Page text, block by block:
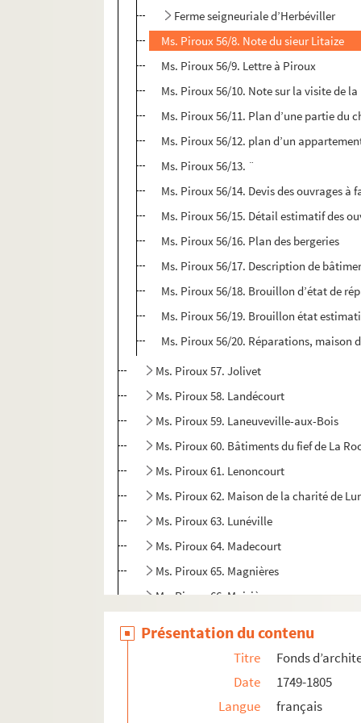
Ferme seigneuriale d’Herbéviller
Ms. Piroux 56/8. Note du sieur Litaize
Ms. Piroux 56/9. Lettre à Piroux
Ms. Piroux 56/10. Note sur la visite de
Ms. Piroux 56/11. Plan d’une partie du
Ms. Piroux 56/12. plan d’un
Ms. Piroux 56/13. ¨
Ms. Piroux 56/14. Devis des ouvrages
Ms. Piroux 56/15. Détail estimatif des
Ms. Piroux 56/16. Plan des bergeries
Ms. Piroux 56/17. Description de
Ms. Piroux 56/18. Brouillon d’état de
Ms. Piroux 56/19. Brouillon état
Ms. Piroux 56/20. Réparations, maison
Ms. Piroux 57. Jolivet
Ms. Piroux 58. Landécourt
Ms. Piroux 59. Laneuveville-aux-Bois
Ms. Piroux 60. Bâtiments du fief de La
Ms. Piroux 61. Lenoncourt
Ms. Piroux 62. Maison de la charité de
Ms. Piroux 63. Lunéville
Ms. Piroux 64. Madecourt
Ms. Piroux 65. Magnières
Ms. Piroux 66. Maizières
Présentation du contenu
Titre
Fonds
Date
1749-1805
Langue
français